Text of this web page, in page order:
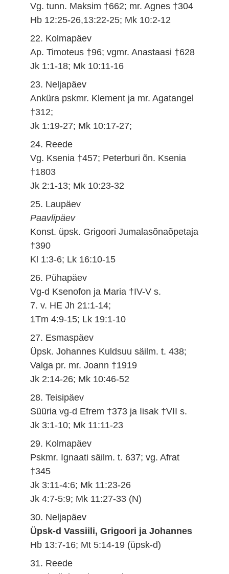
Vg. tunn. Maksim †662; mr. Agnes †304
Hb 12:25-26,13:22-25; Mk 10:2-12
22. Kolmapäev
Ap. Timoteus †96; vgmr. Anastaasi †628
Jk 1:1-18; Mk 10:11-16
23. Neljapäev
Anküra pskmr. Klement ja mr. Agatangel
†312;
Jk 1:19-27; Mk 10:17-27;
24. Reede
Vg. Ksenia †457; Peterburi õn. Ksenia
†1803
Jk 2:1-13; Mk 10:23-32
25. Laupäev
Paavlipäev
Konst. üpsk. Grigoori Jumalasõnaõpetaja
†390
Kl 1:3-6; Lk 16:10-15
26. Pühapäev
Vg-d Ksenofon ja Maria †IV-V s.
7. v. HE Jh 21:1-14;
1Tm 4:9-15; Lk 19:1-10
27. Esmaspäev
Üpsk. Johannes Kuldsuu säilm. t. 438;
Valga pr. mr. Joann †1919
Jk 2:14-26; Mk 10:46-52
28. Teisipäev
Süüria vg-d Efrem †373 ja Iisak †VII s.
Jk 3:1-10; Mk 11:11-23
29. Kolmapäev
Pskmr. Ignaati säilm. t. 637; vg. Afrat
†345
Jk 3:11-4:6; Mk 11:23-26
Jk 4:7-5:9; Mk 11:27-33 (N)
30. Neljapäev
Üpsk-d Vassiili, Grigoori ja Johannes
Hb 13:7-16; Mt 5:14-19 (üpsk-d)
31. Reede